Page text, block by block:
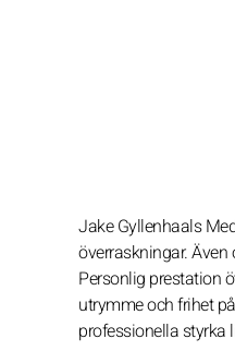
Jake Gyllenhaals
överraskningar.
Personlig prestation
utrymme och frihet
professionella styrka